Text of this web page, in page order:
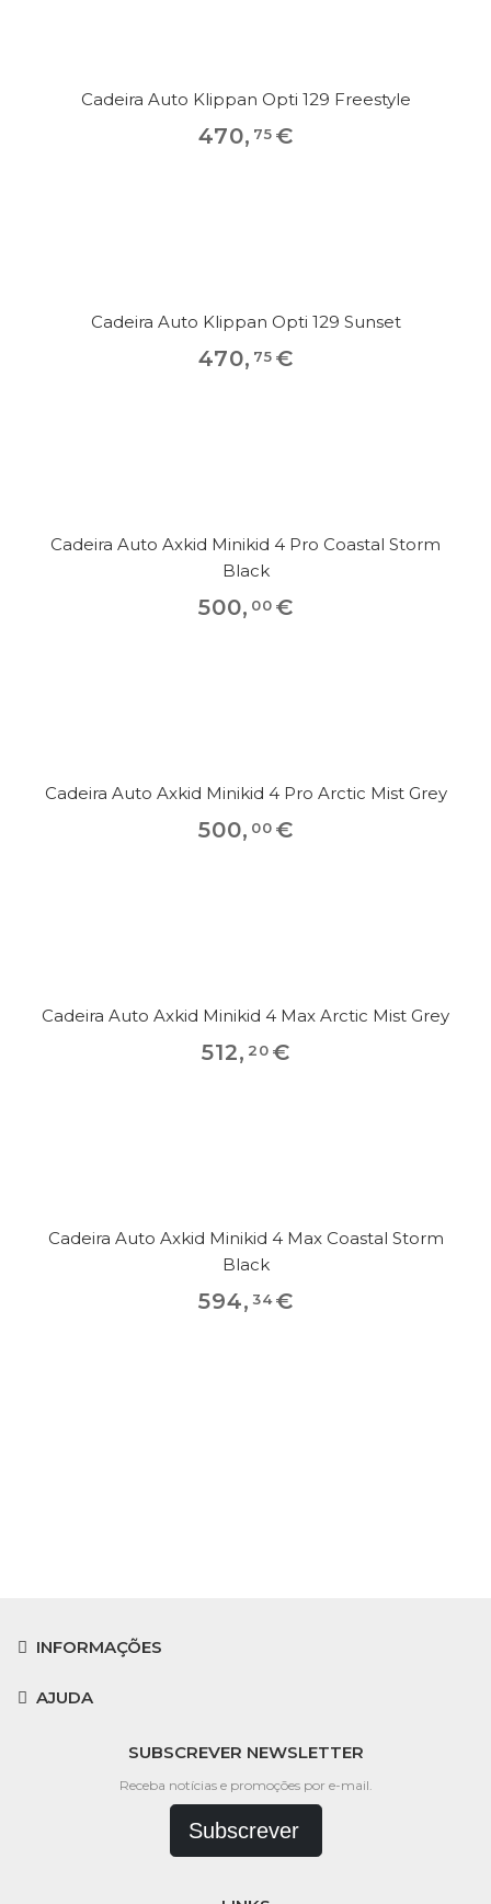
Cadeira Auto Klippan Opti 129 Freestyle
470, 75 €
Cadeira Auto Klippan Opti 129 Sunset
470, 75 €
Cadeira Auto Axkid Minikid 4 Pro Coastal Storm
Black
500, 00 €
Cadeira Auto Axkid Minikid 4 Pro Arctic Mist Grey
500, 00 €
Cadeira Auto Axkid Minikid 4 Max Arctic Mist Grey
512, 20 €
Cadeira Auto Axkid Minikid 4 Max Coastal Storm
Black
594, 34 €
INFORMAÇÕES
AJUDA
SUBSCREVER NEWSLETTER
Receba notícias e promoções por e-mail.
Subscrever